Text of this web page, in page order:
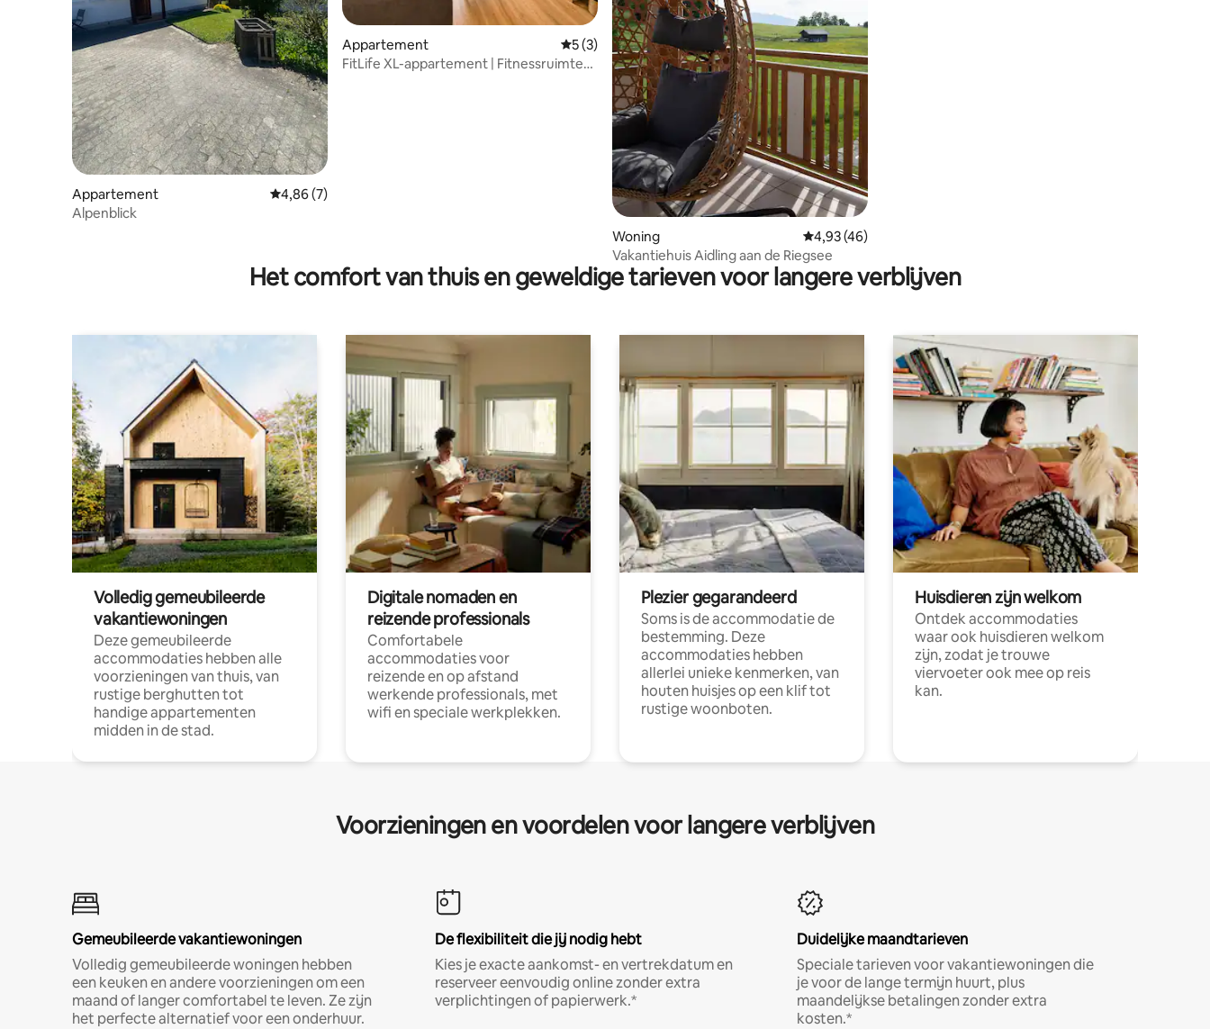
Appartement Gemiddelde beoordeling van 4,86 op 5, 7 recensies
4,86 (7)
Alpenblick
Appartement Gemiddelde beoordeling van 5 op 5, 3 recensies
5 (3)
FitLife XL-appartement | Fitnessruimte
Woning Gemiddelde beoordeling van 4,93 op 5, 46 recensies
4,93 (46)
Vakantiehuis Aidling aan de Riegsee
Het comfort van thuis en geweldige tarieven voor langere verblijven
Volledig gemeubileerde
vakantiewoningen
Deze gemeubileerde
accommodaties hebben alle
voorzieningen van thuis, van
rustige berghutten tot
handige appartementen
midden in de stad.
Digitale nomaden en
reizende professionals
Comfortabele
accommodaties voor
reizende en op afstand
werkende professionals, met
wifi en speciale werkplekken.
Plezier gegarandeerd
Soms is de accommodatie de
bestemming. Deze
accommodaties hebben
allerlei unieke kenmerken, van
houten huisjes op een klif tot
rustige woonboten.
Huisdieren zijn welkom
Ontdek accommodaties
waar ook huisdieren welkom
zijn, zodat je trouwe
viervoeter ook mee op reis
kan.
Voorzieningen en voordelen voor langere verblijven
Gemeubileerde vakantiewoningen
Volledig gemeubileerde woningen hebben
een keuken en andere voorzieningen om een
maand of langer comfortabel te leven. Ze zijn
het perfecte alternatief voor een onderhuur.
De flexibiliteit die jij nodig hebt
Kies je exacte aankomst- en vertrekdatum en
reserveer eenvoudig online zonder extra
verplichtingen of papierwerk.*
Duidelijke maandtarieven
Speciale tarieven voor vakantiewoningen die
je voor de lange termijn huurt, plus
maandelijkse betalingen zonder extra
kosten.*